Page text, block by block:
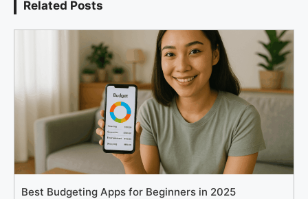
Related Posts
Best Budgeting Apps for Beginners in 2025